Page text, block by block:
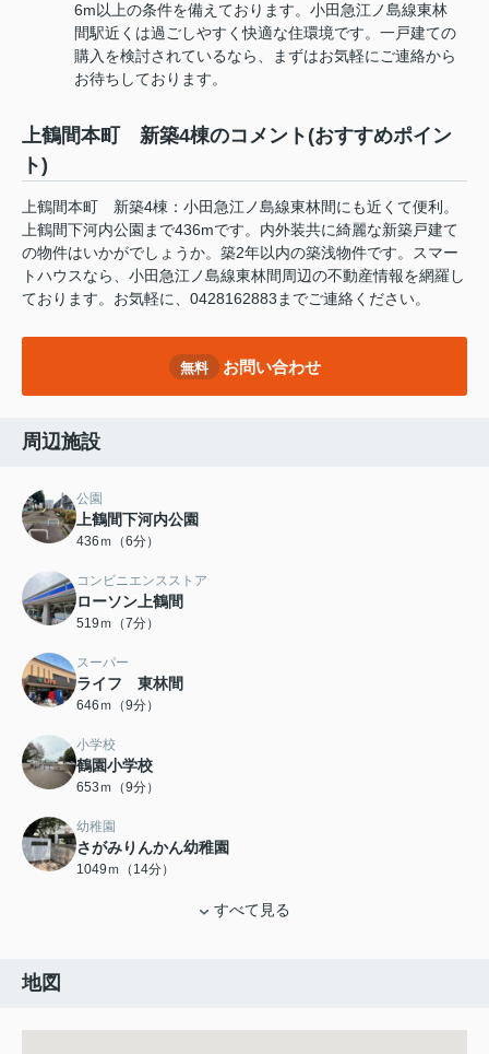
6m以上の条件を備えております。小田急江ノ島線東林
間駅近くは過ごしやすく快適な住環境です。一戸建ての
購入を検討されているなら、まずはお気軽にご連絡から
お待ちしております。
上鶴間本町 新築4棟のコメント(おすすめポイン
ト)
上鶴間本町 新築4棟：小田急江ノ島線東林間にも近くて便利。
上鶴間下河内公園まで436mです。内外装共に綺麗な新築戸建て
の物件はいかがでしょうか。築2年以内の築浅物件です。スマー
トハウスなら、小田急江ノ島線東林間周辺の不動産情報を網羅し
ております。お気軽に、0428162883までご連絡ください。
無料 お問い合わせ
周辺施設
公園
上鶴間下河内公園
436ｍ（6分）
コンビニエンスストア
ローソン上鶴間
519ｍ（7分）
スーパー
ライフ 東林間
646ｍ（9分）
小学校
鶴園小学校
653ｍ（9分）
幼稚園
さがみりんかん幼稚園
1049ｍ（14分）
すべて見る
地図